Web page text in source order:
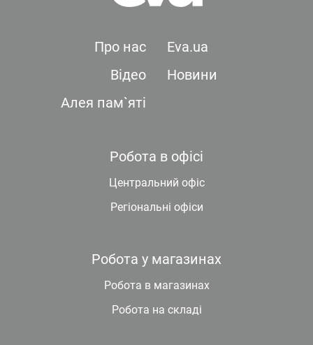
Про нас
Eva.ua
Відео
Новини
Алея пам`яті
Робота в офісі
Центральний офіс
Регіональні офіси
Робота у магазинах
Робота в магазинах
Робота на складі